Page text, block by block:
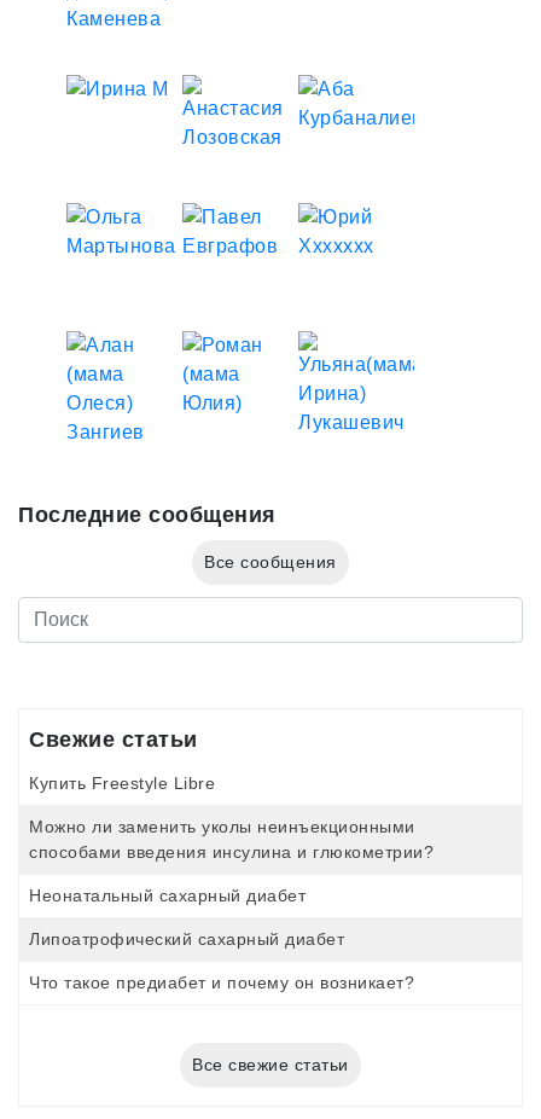
Последние сообщения
Все сообщения
Свежие статьи
Купить Freestyle Libre
Можно ли заменить уколы неинъекционными
способами введения инсулина и глюкометрии?
Неонатальный сахарный диабет
Липоатрофический сахарный диабет
Что такое предиабет и почему он возникает?
Все свежие статьи